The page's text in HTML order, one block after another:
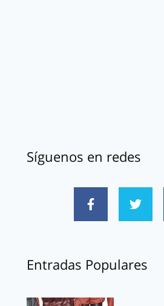
Síguenos en redes
Entradas Populares